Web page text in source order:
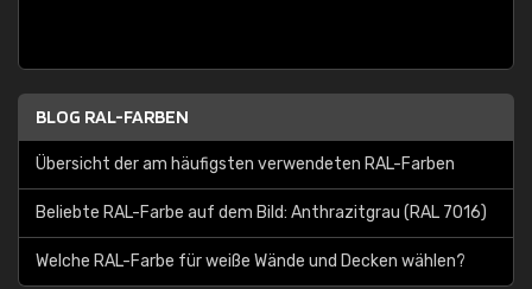
BLOG RAL-FARBEN
Übersicht der am häufigsten verwendeten RAL-Farben
Beliebte RAL-Farbe auf dem Bild: Anthrazitgrau (RAL 7016)
Welche RAL-Farbe für weiße Wände und Decken wählen?